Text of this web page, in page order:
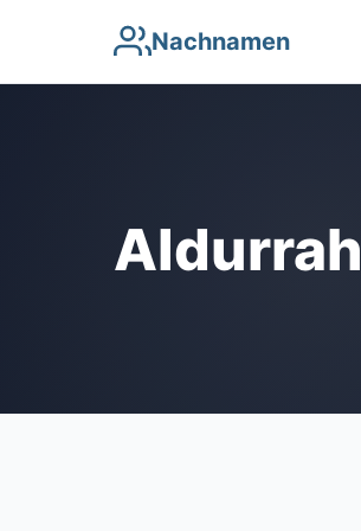
Nachnamen
Aldurrah